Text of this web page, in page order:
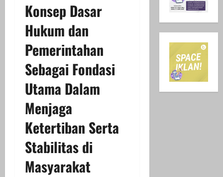
Konsep Dasar
Hukum dan
Pemerintahan
Sebagai Fondasi
Utama Dalam
Menjaga
Ketertiban Serta
Stabilitas di
Masyarakat